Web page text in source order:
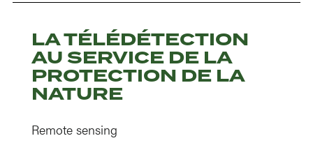
LA TÉLÉDÉTECTION
AU SERVICE DE LA
PROTECTION DE LA
NATURE
Remote sensing